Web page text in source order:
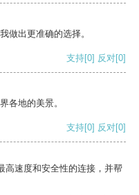
做出更准确的选择。
支持[0] 反对[0]
各地的美景。
支持[0] 反对[0]
高速度和安全性的连接，并帮